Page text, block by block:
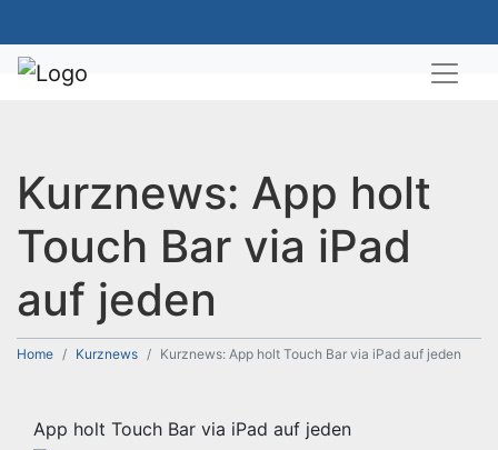
Kurznews: App holt
Touch Bar via iPad
auf jeden
Home Kurznews Kurznews: App holt Touch Bar via iPad auf jeden
App holt Touch Bar via iPad auf jeden